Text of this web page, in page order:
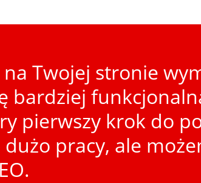
Twojej stronie
bardziej
pierwszy krok do
pracy, ale